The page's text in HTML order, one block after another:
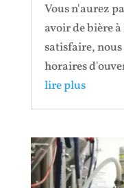
Vous n'aurez
avoir de bière
satisfaire,
horaires
lire plus